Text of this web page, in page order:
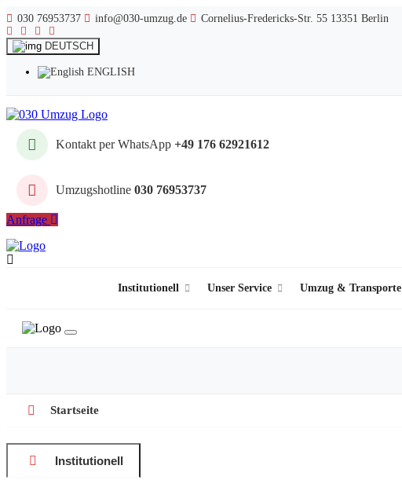
030 76953737 info@030-umzug.de Cornelius-Fredericks-Str. 55 13351 Berlin
DEUTSCH
ENGLISH
Kontakt per WhatsApp +49 176 62921612
Umzugshotline 030 76953737
Anfrage
Institutionell Unser Service Umzug & Transporte
Startseite
Institutionell